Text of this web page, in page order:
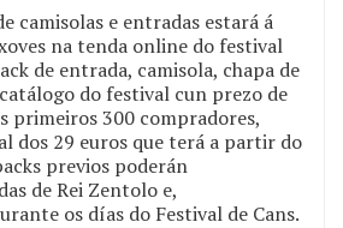
camisolas e entradas estará á
na tenda online do festival
de entrada, camisola, chapa de
do festival cun prezo de
primeiros 300 compradores,
dos 29 euros que terá a partir do
previos poderán
de Rei Zentolo e,
os días do Festival de Cans.